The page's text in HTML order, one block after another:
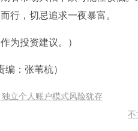
行，切忌追求一夜暴富。
为投资建议。）
编：张苇杭）
立个人账户模式风险犹存
不